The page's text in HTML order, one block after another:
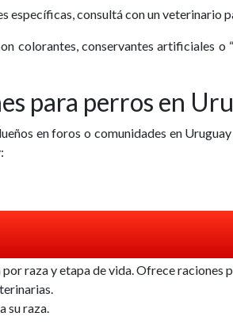
específicas, consultá con un veterinario
colorantes, conservantes artificiales o
para perros en
en foros o comunidades enUruguay
raza y etapa de vida. Ofrece
su raza.